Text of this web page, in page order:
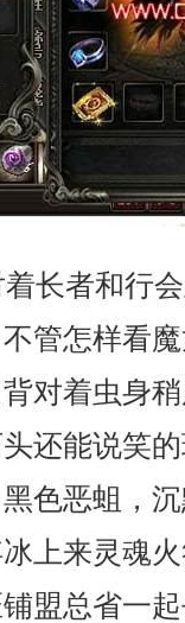
长者和行
管怎样看
对着虫身
还能说笑
色恶蛆，
上来灵魂
盟总省一